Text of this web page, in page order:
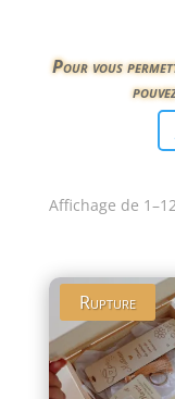
Pour vous
Affichage de
Rupture